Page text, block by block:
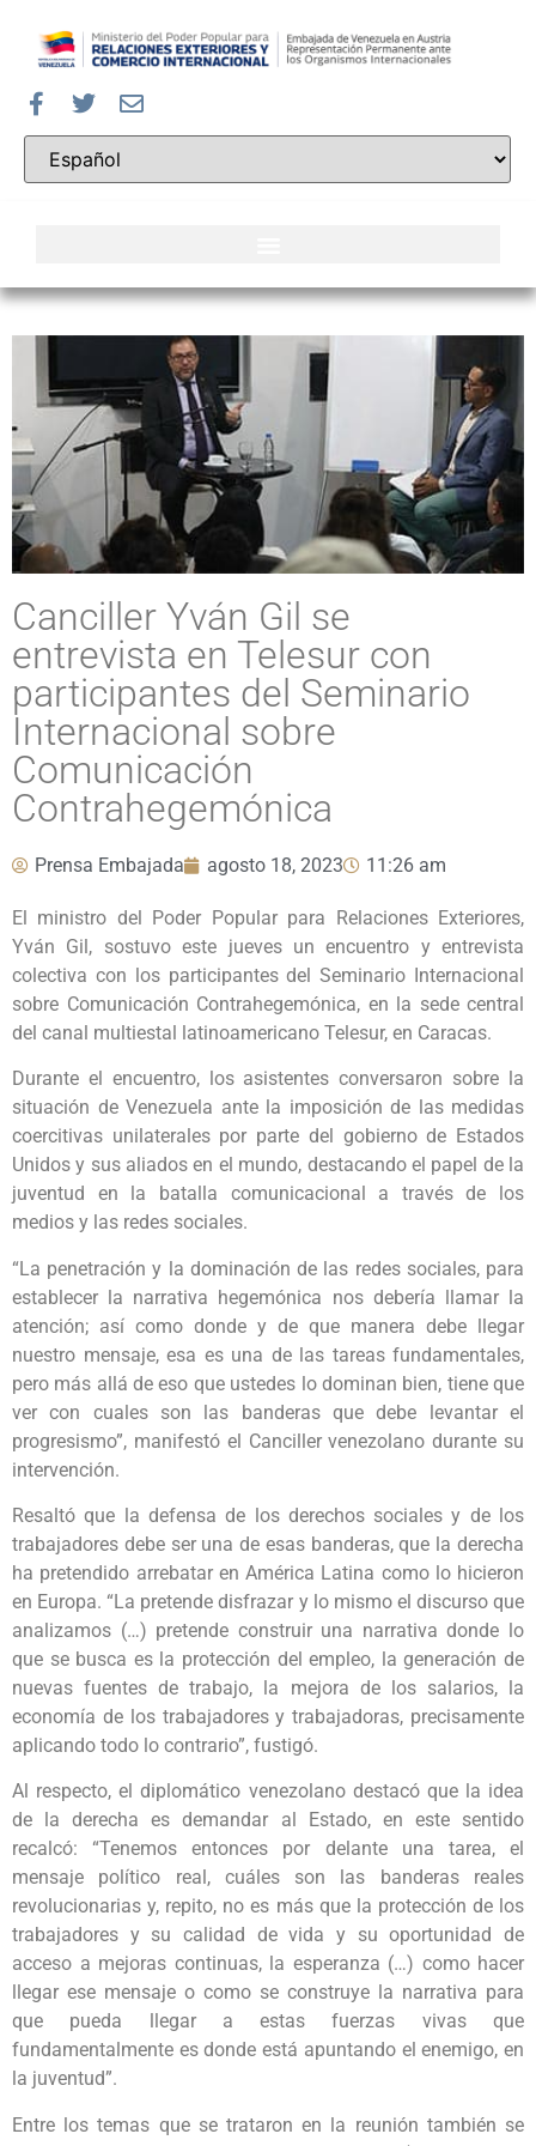
Canciller Yván Gil se
entrevista en Telesur con
participantes del Seminario
Internacional sobre
Comunicación
Contrahegemónica
Prensa Embajada agosto 18, 2023 11:26 am
El ministro del Poder Popular para Relaciones Exteriores,
Yván Gil, sostuvo este jueves un encuentro y entrevista
colectiva con los participantes del Seminario Internacional
sobre Comunicación Contrahegemónica, en la sede central
del canal multiestal latinoamericano Telesur, en Caracas.
Durante el encuentro, los asistentes conversaron sobre la
situación de Venezuela ante la imposición de las medidas
coercitivas unilaterales por parte del gobierno de Estados
Unidos y sus aliados en el mundo, destacando el papel de la
juventud en la batalla comunicacional a través de los
medios y las redes sociales.
“La penetración y la dominación de las redes sociales, para
establecer la narrativa hegemónica nos debería llamar la
atención; así como donde y de que manera debe llegar
nuestro mensaje, esa es una de las tareas fundamentales,
pero más allá de eso que ustedes lo dominan bien, tiene que
ver con cuales son las banderas que debe levantar el
progresismo”, manifestó el Canciller venezolano durante su
intervención.
Resaltó que la defensa de los derechos sociales y de los
trabajadores debe ser una de esas banderas, que la derecha
ha pretendido arrebatar en América Latina como lo hicieron
en Europa. “La pretende disfrazar y lo mismo el discurso que
analizamos (…) pretende construir una narrativa donde lo
que se busca es la protección del empleo, la generación de
nuevas fuentes de trabajo, la mejora de los salarios, la
economía de los trabajadores y trabajadoras, precisamente
aplicando todo lo contrario”, fustigó.
Al respecto, el diplomático venezolano destacó que la idea
de la derecha es demandar al Estado, en este sentido
recalcó: “Tenemos entonces por delante una tarea, el
mensaje político real, cuáles son las banderas reales
revolucionarias y, repito, no es más que la protección de los
trabajadores y su calidad de vida y su oportunidad de
acceso a mejoras continuas, la esperanza (…) como hacer
llegar ese mensaje o como se construye la narrativa para
que pueda llegar a estas fuerzas vivas que
fundamentalmente es donde está apuntando el enemigo, en
la juventud”.
Entre los temas que se trataron en la reunión también se